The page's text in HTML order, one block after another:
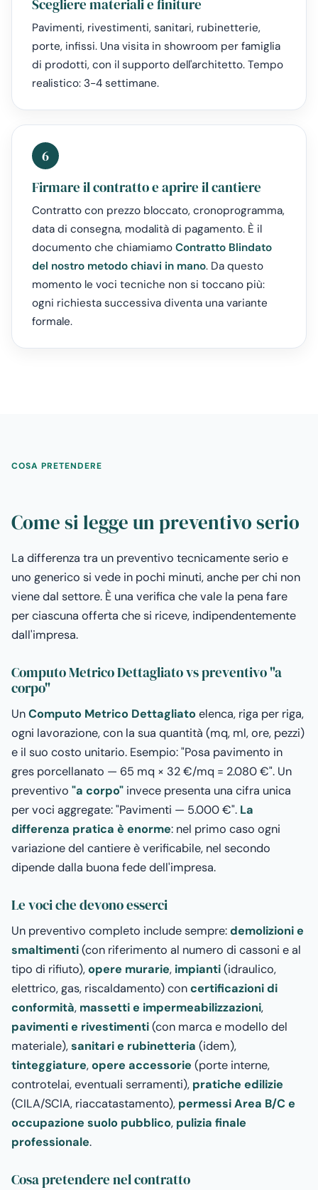
Scegliere materiali e finiture
Pavimenti, rivestimenti, sanitari, rubinetterie,
porte, infissi. Una visita in showroom per famiglia
di prodotti, con il supporto dell'architetto. Tempo
realistico: 3-4 settimane.
6
Firmare il contratto e aprire il cantiere
Contratto con prezzo bloccato, cronoprogramma,
data di consegna, modalità di pagamento. È il
documento che chiamiamo Contratto Blindato
del nostro metodo chiavi in mano. Da questo
momento le voci tecniche non si toccano più:
ogni richiesta successiva diventa una variante
formale.
COSA PRETENDERE
Come si legge un preventivo serio
La differenza tra un preventivo tecnicamente serio e
uno generico si vede in pochi minuti, anche per chi non
viene dal settore. È una verifica che vale la pena fare
per ciascuna offerta che si riceve, indipendentemente
dall'impresa.
Computo Metrico Dettagliato vs preventivo "a
corpo"
UnComputo Metrico Dettagliatoelenca, riga per riga,
ogni lavorazione, con la sua quantità (mq, ml, ore, pezzi)
e il suo costo unitario. Esempio: "Posa pavimento in
gres porcellanato — 65 mq × 32 €/mq = 2.080 €". Un
preventivo "a corpo" invece presenta una cifra unica
per voci aggregate: "Pavimenti — 5.000 €". La
differenza pratica è enorme: nel primo caso ogni
variazione del cantiere è verificabile, nel secondo
dipende dalla buona fede dell'impresa.
Le voci che devono esserci
Un preventivo completo include sempre:demolizioni e
smaltimenti(con riferimento al numero di cassoni e al
tipo di rifiuto),opere murarie, impianti(idraulico,
elettrico, gas, riscaldamento) concertificazioni di
conformità, massetti e impermeabilizzazioni,
pavimenti e rivestimenti(con marca e modello del
materiale),sanitari e rubinetteria (idem),
tinteggiature,opere accessorie (porte interne,
controtelai, eventuali serramenti), pratiche edilizie
(CILA/SCIA, riaccatastamento), permessi Area B/C e
occupazione suolo pubblico, pulizia finale
professionale.
Cosa pretendere nel contratto